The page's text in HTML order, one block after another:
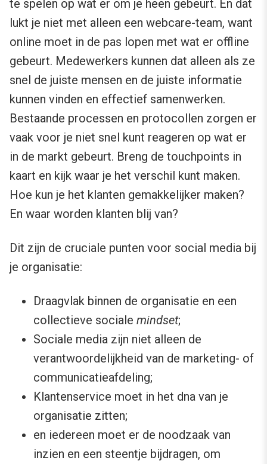
te spelen op wat er om je heen gebeurt. En dat
lukt je niet met alleen een webcare-team, want
online moet in de pas lopen met wat er offline
gebeurt. Medewerkers kunnen dat alleen als ze
snel de juiste mensen en de juiste informatie
kunnen vinden en effectief samenwerken.
Bestaande processen en protocollen zorgen er
vaak voor je niet snel kunt reageren op wat er
in de markt gebeurt. Breng de touchpoints in
kaart en kijk waar je het verschil kunt maken.
Hoe kun je het klanten gemakkelijker maken?
En waar worden klanten blij van?
Dit zijn de cruciale punten voor social media bij
je organisatie:
Draagvlak binnen de organisatie en een
collectieve sociale mindset;
Sociale media zijn niet alleen de
verantwoordelijkheid van de marketing- of
communicatieafdeling;
Klantenservice moet in het dna van je
organisatie zitten;
en iedereen moet er de noodzaak van
inzien en een steentje bijdragen, om